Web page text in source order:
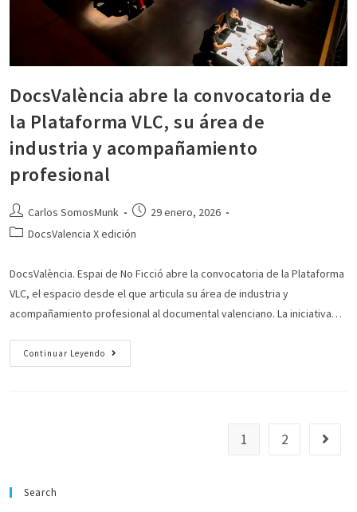
DocsValència abre la convocatoria de
la Plataforma VLC, su área de
industria y acompañamiento
profesional
Carlos SomosMunk
29 enero, 2026
DocsValencia X edición
DocsValència. Espai de No Ficció abre la convocatoria de la Plataforma
VLC, el espacio desde el que articula su área de industria y
acompañamiento profesional al documental valenciano. La iniciativa…
Continuar Leyendo
1 2
Search